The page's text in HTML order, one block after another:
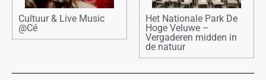
Cultuur & Live Music
@Cé
Het Nationale Park De
Hoge Veluwe –
Vergaderen midden in
de natuur